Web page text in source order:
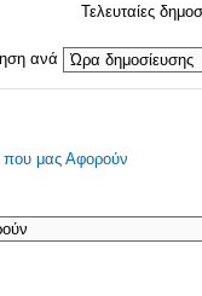
Τελευταίες
ανά
που μας Αφορούν